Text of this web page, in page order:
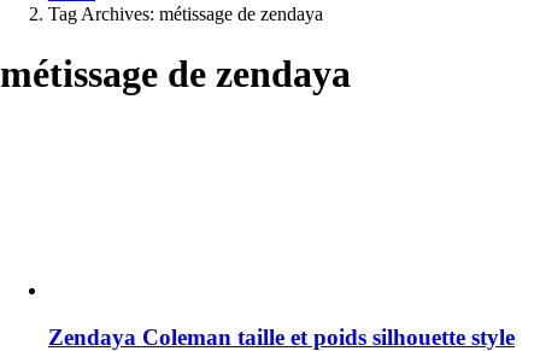
Tag Archives: métissage de zendaya
métissage de zendaya
Zendaya Coleman taille et poids silhouette style